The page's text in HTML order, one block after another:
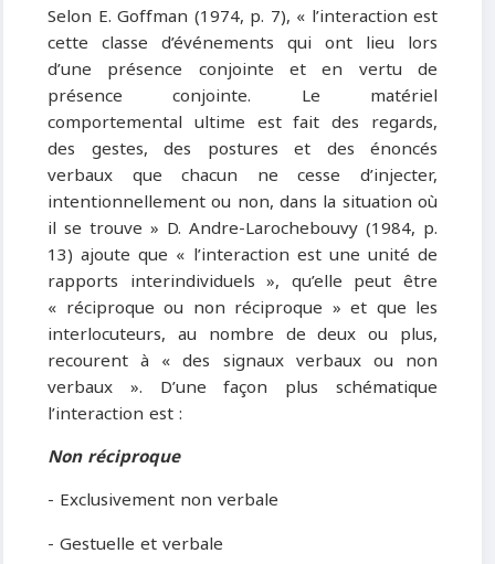
Selon E. Goffman (1974, p. 7), « l’interaction est
cette classe d’événements qui ont lieu lors
d’une présence conjointe et en vertu de
présence conjointe. Le matériel
comportemental ultime est fait des regards,
des gestes, des postures et des énoncés
verbaux que chacun ne cesse d’injecter,
intentionnellement ou non, dans la situation où
il se trouve » D. Andre-Larochebouvy (1984, p.
13) ajoute que « l’interaction est une unité de
rapports interindividuels », qu’elle peut être
« réciproque ou non réciproque » et que les
interlocuteurs, au nombre de deux ou plus,
recourent à « des signaux verbaux ou non
verbaux ». D’une façon plus schématique
l’interaction est :
Non réciproque
- Exclusivement non verbale
- Gestuelle et verbale